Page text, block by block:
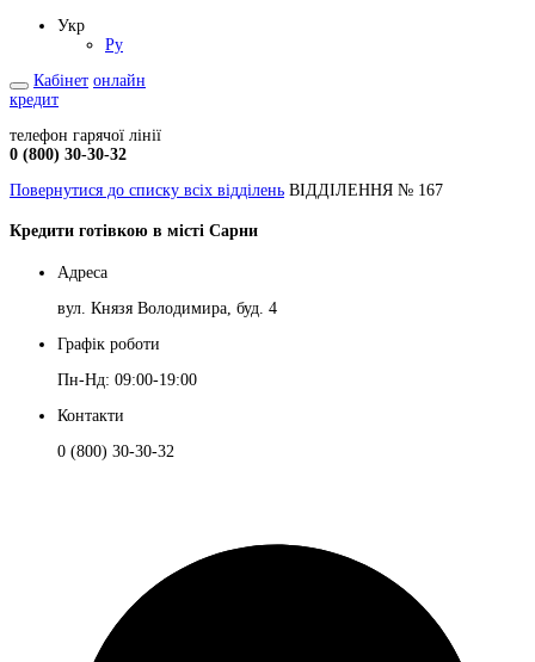
Укр
Ру
Кабінет онлайн
кредит
телефон гарячої лінії
0 (800) 30-30-32
Повернутися до списку всіх відділень ВІДДІЛЕННЯ № 167
Кредити готівкою в місті Сарни
Адреса
вул. Князя Володимира, буд. 4
Графік роботи
Пн-Нд: 09:00-19:00
Контакти
0 (800) 30-30-32